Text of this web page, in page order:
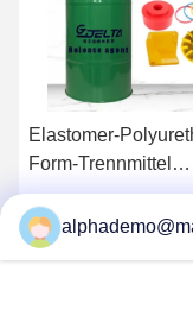
Elastomer-
Form-Trennmittel
Continuously
Holen Sie sich den